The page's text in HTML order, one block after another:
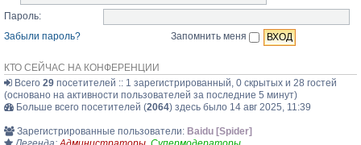
Пароль:
Забыли пароль?
Запомнить меня
КТО СЕЙЧАС НА КОНФЕРЕНЦИИ
Всего 29 посетителей :: 1 зарегистрированный, 0 скрытых и 28 гостей
(основано на активности пользователей за последние 5 минут)
Больше всего посетителей (2064) здесь было 14 авг 2025, 11:39
Зарегистрированные пользователи: Baidu [Spider]